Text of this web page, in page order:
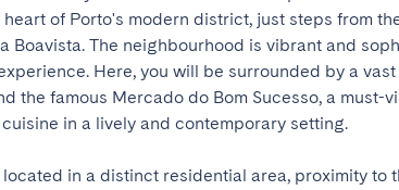
of Porto's modern district, just steps from
Boavista. The neighbourhood is vibrant and
Here, you will be surrounded by a
the famous Mercado do Bom Sucesso, a must-
in a lively and contemporary setting.
in a distinct residential area, proximity to